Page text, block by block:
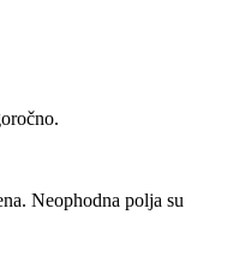
Neophodna polja su